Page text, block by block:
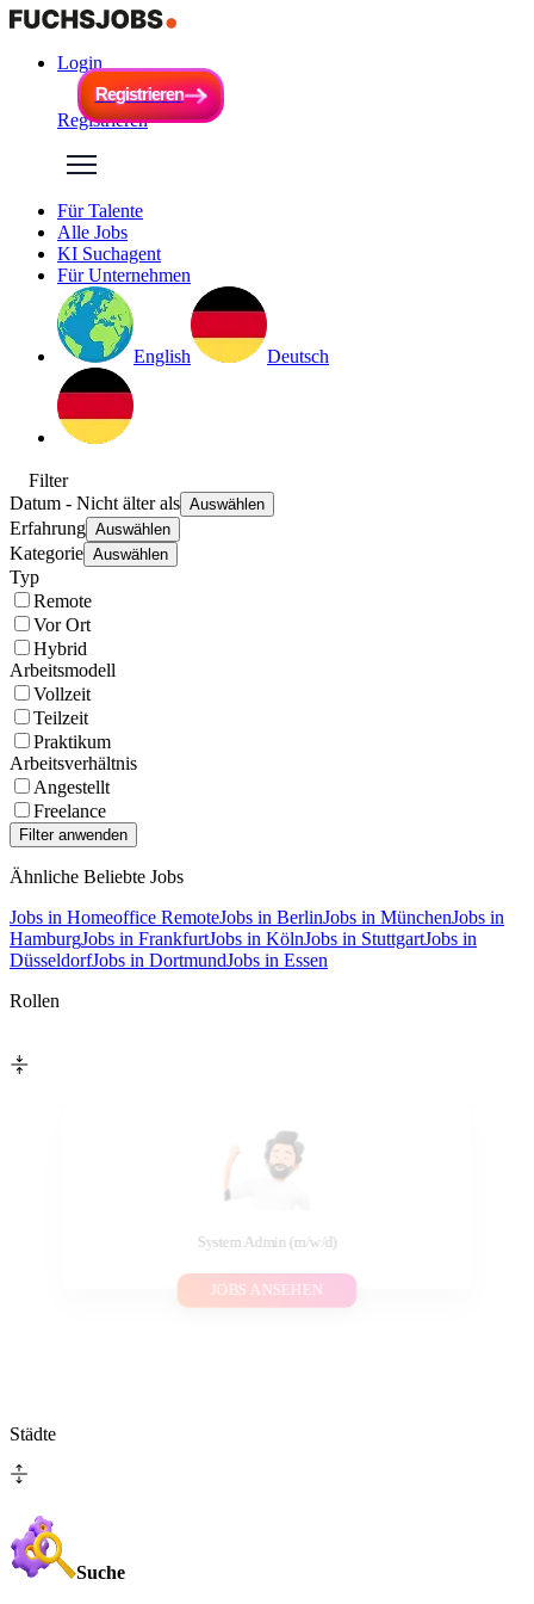
Login
Registrieren
Registrieren
Registrieren
Für Talente
Alle Jobs
KI Suchagent
Für Unternehmen
English Deutsch
Filter
Datum - Nicht älter als Auswählen
Erfahrung Auswählen
Kategorie Auswählen
Typ
Remote
Vor Ort
Hybrid
Arbeitsmodell
Vollzeit
Teilzeit
Praktikum
Arbeitsverhältnis
Angestellt
Freelance
Ähnliche Beliebte Jobs
Jobs in Homeoffice RemoteJobs in BerlinJobs in MünchenJobs in
HamburgJobs in FrankfurtJobs in KölnJobs in StuttgartJobs in
DüsseldorfJobs in DortmundJobs in Essen
Rollen
System Admin (m/w/d)
JOBS ANSEHEN
Städte
Suche